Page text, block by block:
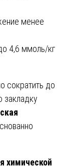
менее
4,6 ммоль/кг
сократить до
закладку
химической